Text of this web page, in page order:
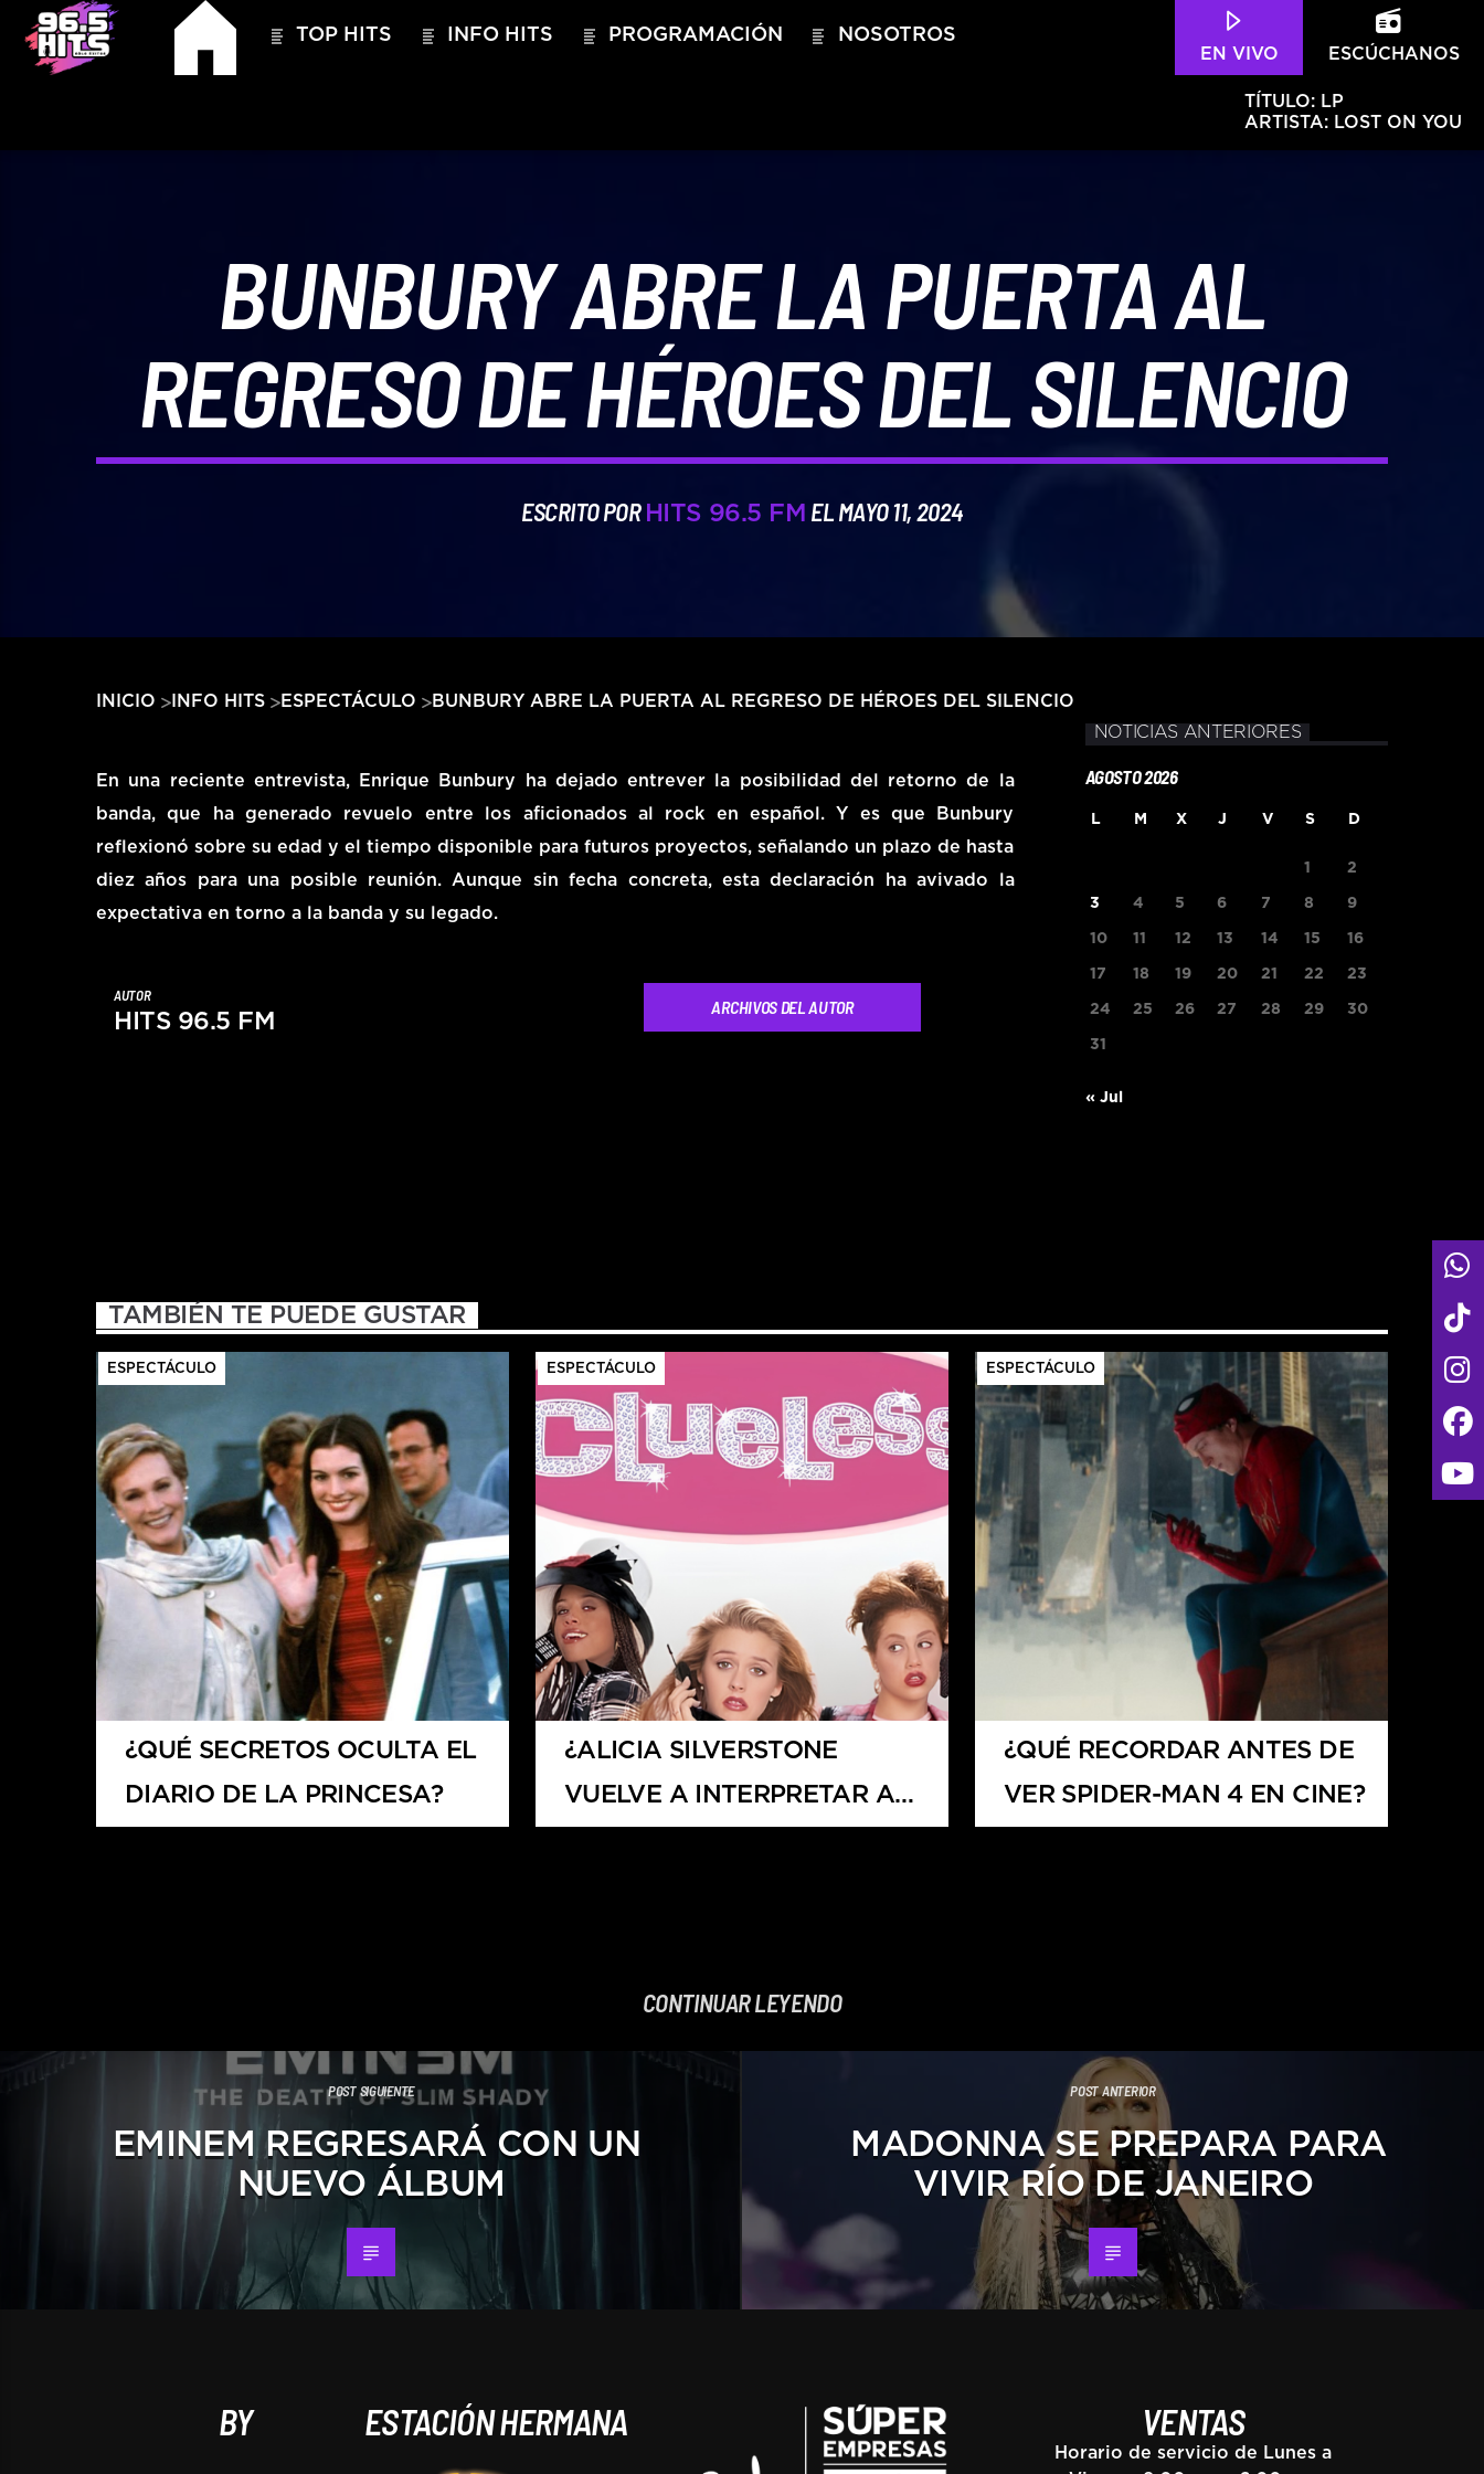
TOP HITS INFO HITS PROGRAMACIÓN NOSOTROS
ESCÚCHANOS
EN VIVO
TÍTULO: LP
ARTISTA: LOST ON YOU
HITS – 96.5 FM
BUNBURY ABRE LA PUERTA AL
REGRESO DE HÉROES DEL SILENCIO
ESCRITO POR HITS 96.5 FM EL MAYO 11, 2024
INICIO INFO HITS ESPECTÁCULO BUNBURY ABRE LA PUERTA AL REGRESO DE HÉROES DEL SILENCIO
En una reciente entrevista, Enrique Bunbury ha dejado entrever la posibilidad del retorno de la
banda, que ha generado revuelo entre los aficionados al rock en español. Y es que Bunbury
reflexionó sobre su edad y el tiempo disponible para futuros proyectos, señalando un plazo de hasta
diez años para una posible reunión. Aunque sin fecha concreta, esta declaración ha avivado la
expectativa en torno a la banda y su legado.
AUTOR
HITS 96.5 FM
ARCHIVOS DEL AUTOR
NOTICIAS ANTERIORES
AGOSTO 2026
L M X J V S D
1 2
3 4 5 6 7 8 9
10 11 12 13 14 15 16
17 18 19 20 21 22 23
24 25 26 27 28 29 30
31
« Jul
TAMBIÉN TE PUEDE GUSTAR
ESPECTÁCULO
¿QUÉ SECRETOS OCULTA EL
DIARIO DE LA PRINCESA?
ESPECTÁCULO
¿ALICIA SILVERSTONE
VUELVE A INTERPRETAR A
ESPECTÁCULO
¿QUÉ RECORDAR ANTES DE
VER SPIDER-MAN 4 EN CINE?
CONTINUAR LEYENDO
POST SIGUIENTE
EMINEM REGRESARÁ CON UN
NUEVO ÁLBUM
POST ANTERIOR
MADONNA SE PREPARA PARA
VIVIR RÍO DE JANEIRO
BY ESTACIÓN HERMANA VENTAS
Horario de servicio de Lunes a